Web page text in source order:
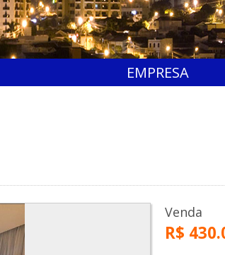
EMPRESA
Venda
R$